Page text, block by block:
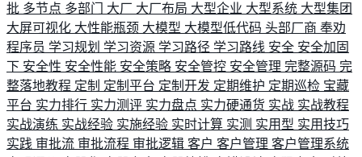
批 多节点 多部门 大厂 大厂布局 大型企业 大型系统 大型集团
大屏可视化 大性能瓶颈 大模型 大模型低代码 头部厂商 奉劝
程序员 学习规划 学习资源 学习路径 学习路线 安全 安全加固
下 安全性 安全性能 安全策略 安全管控 安全管理 完整源码 完
整落地教程 定制 定制平台 定制开发 定期维护 定期巡检 宝藏
平台 实力排行 实力测评 实力盘点 实力硬通货 实战 实战教程
实战演练 实战经验 实施经验 实时计算 实测 实用型 实用技巧
实践 审批流 审批流程 审批逻辑 客户 客户管理 客户管理系统